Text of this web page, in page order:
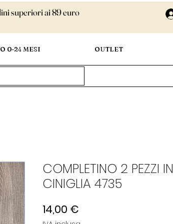
superiori ai 89 euro
0-24 MESI OUTLET
COMPLETINO 2 PEZZI IN
CINIGLIA 4735
14,00 €